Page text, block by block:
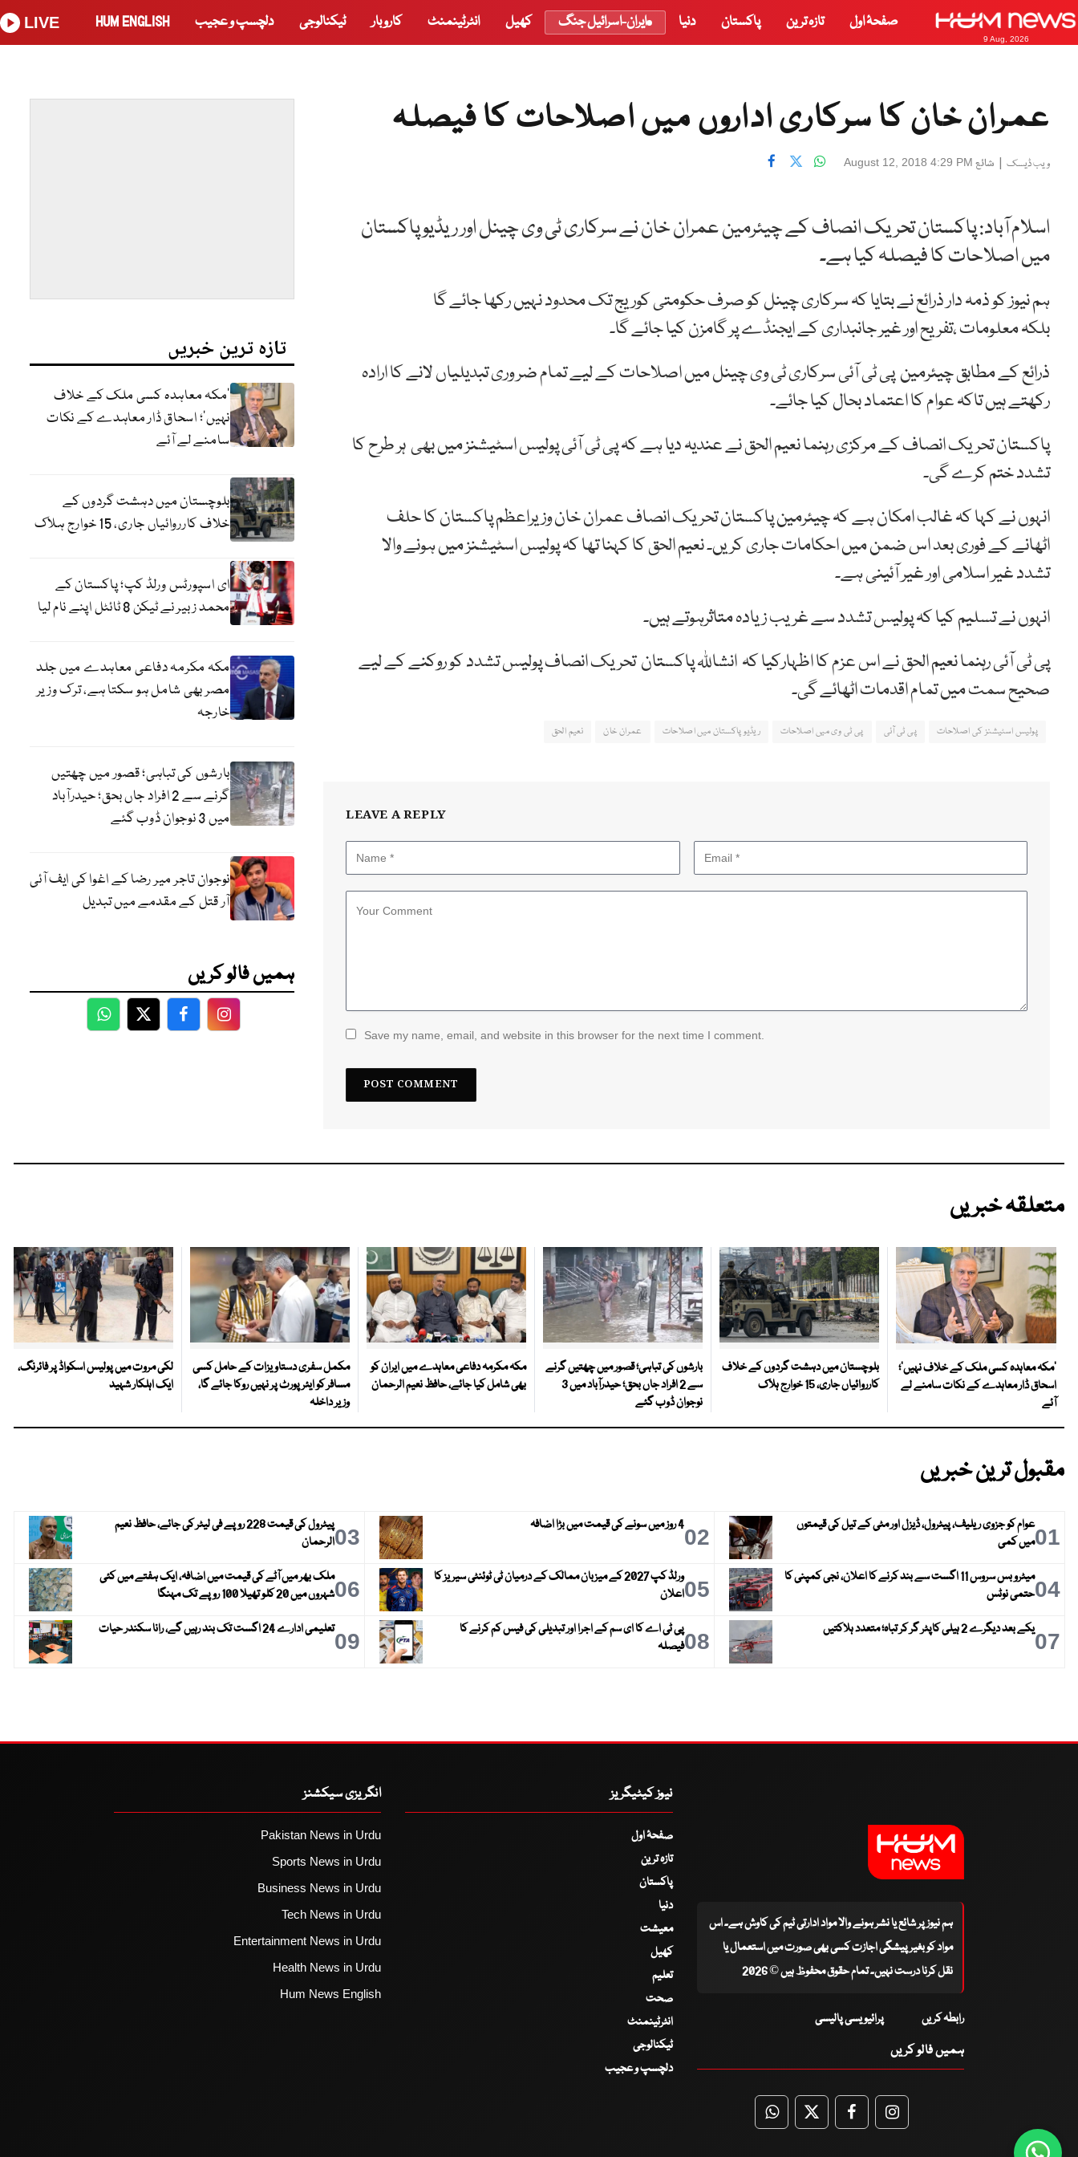
9 Aug, 2026
صفحۂ اول تازہ ترین پاکستان دنیا ایران-اسرائیل جنگ کھیل انٹرٹینمنٹ کاروبار ٹیکنالوجی دلچسپ و عجیب HUM ENGLISH
LIVE
عمران خان کا سرکاری اداروں میں اصلاحات کا فیصلہ
ویب ڈیسک | شائع August 12, 2018 4:29 PM
اسلام آباد: پاکستان تحریک انصاف کے چیئرمین عمران خان نے سرکاری ٹی وی چینل اور ریڈیو پاکستان
میں اصلاحات کا فیصلہ کیا ہے۔
ہم نیوز کو ذمہ دار ذرائع نے بتایا کہ سرکاری چینل کو صرف حکومتی کوریج تک محدود نہیں رکھا جائے گا
بلکہ معلومات ،تفریح اور غیر جانبداری کے ایجنڈے پر گامزن کیا جائے گا۔
ذرائع کے مطابق چیئرمین پی ٹی آئی سرکاری ٹی وی چینل میں اصلاحات کے لیے تمام ضر وری تبدیلیاں لانے کا ارادہ
رکھتے ہیں تاکہ عوام کا اعتماد بحال کیا جائے۔
پاکستان تحریک انصاف کے مرکزی رہنما نعیم الحق نے عندیہ دیا ہے کہ پی ٹی آئی پولیس اسٹیشنز میں بھی ہر طرح کا
تشدد ختم کرے گی۔
انہوں نے کہا کہ غالب امکان ہے کہ چیئرمین پاکستان تحریک انصاف عمران خان وزیراعظم پاکستان کا حلف
اٹھانے کے فوری بعد اس ضمن میں احکامات جاری کریں۔ نعیم الحق کا کہنا تھا کہ پولیس اسٹیشنز میں ہونے والا
تشدد غیر اسلامی اور غیر آئینی ہے۔
انہوں نے تسلیم کیا کہ پولیس تشدد سے غریب زیادہ متاثرہوتے ہیں۔
پی ٹی آئی رہنما نعیم الحق نے اس عزم کا اظہارکیا کہ انشاللہ پاکستان تحریک انصاف پولیس تشدد کو روکنے کے لیے
صحیح سمت میں تمام اقدمات اٹھائے گی۔
پولیس اسٹیشنز کی اصلاحات پی ٹی آئی پی ٹی وی میں اصلاحات ریڈیو پاکستان میں اصلاحات عمران خان نعیم الحق
LEAVE A REPLY
Save my name, email, and website in this browser for the next time I comment.
تازہ ترین خبریں
‘مکہ معاہدہ کسی ملک کے خلاف
نہیں’؛ اسحاق ڈار معاہدے کے نکات
سامنے لے آئے
بلوچستان میں دہشت گردوں کے
خلاف کارروائیاں جاری، 15 خوارج ہلاک
ای اسپورٹس ورلڈ کپ؛ پاکستان کے
محمد زبیر نے ٹیکن 8 ٹائٹل اپنے نام لیا
مکہ مکرمہ دفاعی معاہدے میں جلد
مصر بھی شامل ہو سکتا ہے، ترک وزیر
خارجہ
بارشوں کی تباہی؛ قصور میں چھتیں
گرنے سے 2 افراد جاں بحق؛ حیدرآباد
میں 3 نوجوان ڈوب گئے
نوجوان تاجر میر رضا کے اغوا کی ایف آئی
آر قتل کے مقدمے میں تبدیل
ہمیں فالو کریں
WhatsApp
TwitterFacebookFacebook
متعلقہ خبریں
‘مکہ معاہدہ کسی ملک کے خلاف نہیں’؛
اسحاق ڈار معاہدے کے نکات سامنے لے
آئے
بلوچستان میں دہشت گردوں کے خلاف
کارروائیاں جاری، 15 خوارج ہلاک
بارشوں کی تباہی؛ قصور میں چھتیں گرنے
سے 2 افراد جاں بحق؛ حیدرآباد میں 3
نوجوان ڈوب گئے
مکہ مکرمہ دفاعی معاہدے میں ایران کو
بھی شامل کیا جائے، حافظ نعیم الرحمان
مکمل سفری دستاویزات کے حامل کسی
مسافر کو ایئرپورٹ پر نہیں روکا جائے گا،
وزیر داخلہ
لکی مروت میں پولیس اسکواڈ پر فائرنگ،
ایک اہلکار شہید
مقبول ترین خبریں
01عوام کو جزوی ریلیف، پیٹرول، ڈیزل اور مٹی کے تیل کی قیمتوں
میں کمی
024 روز میں سونے کی قیمت میں بڑا اضافہ 03
پیٹرول کی قیمت 228 روپے فی لیٹر کی جائے، حافظ نعیم
الرحمان
04
میٹرو بس سروس 11 اگست سے بند کرنے کا اعلان، نجی کمپنی کا
حتمی نوٹس
05
ورلڈ کپ 2027 کے میزبان ممالک کے درمیان ٹی ٹوئنٹی سیریز کا
اعلان
06ملک بھر میں آٹے کی قیمت میں اضافہ، ایک ہفتے میں کئی
شہروں میں 20 کلو تھیلا 100 روپے تک مہنگا
07یکے بعد دیگرے 2 ہیلی کاپٹر گر کر تباہ؛ متعدد ہلاکتیں 08پی ٹی اے کا ای سم کے اجرا اور تبدیلی کی فیس کم کرنے کا
فیصلہ
09تعلیمی ادارے 24 اگست تک بند رہیں گے، رانا سکندر حیات
ہم نیوز پر شائع یا نشر ہونے والا مواد ادارتی ٹیم کی کاوش ہے۔ اس
مواد کو بغیر پیشگی اجازت کسی بھی صورت میں استعمال یا
نقل کرنا درست نہیں۔ تمام حقوق محفوظ ہیں © 2026
رابطہ کریں پرائیویسی پالیسی
ہمیں فالو کریں
WhatsApp
TwitterFacebookFacebook
نیوز کیٹیگریز
صفحۂ اول
تازہ ترین
پاکستان
دنیا
معیشت
کھیل
تعلیم
صحت
انٹرٹینمنٹ
ٹیکنالوجی
دلچسپ و عجیب
انگریزی سیکشنز
Pakistan News in Urdu
Sports News in Urdu
Business News in Urdu
Tech News in Urdu
Entertainment News in Urdu
Health News in Urdu
Hum News English